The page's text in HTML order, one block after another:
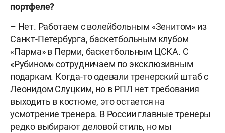
портфеле?
– Нет. Работаем с волейбольным «Зенитом» из
Санкт-Петербурга, баскетбольным клубом
«Парма» в Перми, баскетбольным ЦСКА. С
«Рубином» сотрудничаем по эксклюзивным
подаркам. Когда-то одевали тренерский штаб с
Леонидом Слуцким, но в РПЛ нет требования
выходить в костюме, это остается на
усмотрение тренера. В России главные тренеры
редко выбирают деловой стиль, но мы